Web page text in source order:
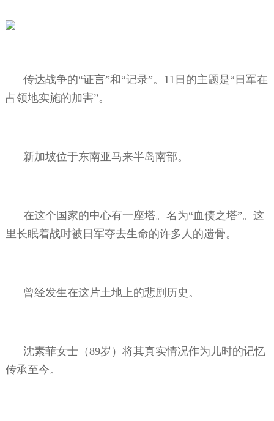
传达战争的“证言”和“记录”。 11 日的主题是“日军在
占领地实施的加害”。
新加坡位于东南亚马来半岛南部。
在这个国家的中心有一座塔。名为“血债之塔”。这
里长眠着战时被日军夺去生命的许多人的遗骨。
曾经发生在这片土地上的悲剧历史。
沈素菲女士（89岁）将其真实情况作为儿时的记忆
传承至今。